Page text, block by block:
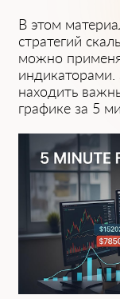
В этом
стратегий
м͏ожно
находить
графике за 5